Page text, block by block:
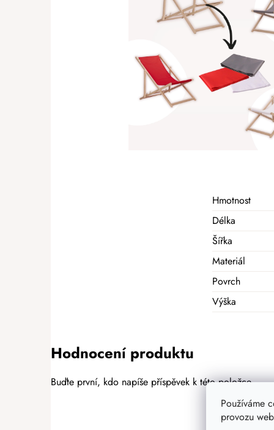
Používáme
provozu
Hmotnost
Délka
Šířka
Materiál
Povrch
Výška
Hodnocení produktu
Buďte první, kdo napíše příspěvek k této položce.